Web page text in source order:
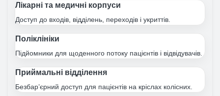
Лікарні та медичні корпуси
Доступ до входів, відділень, переходів і укриттів.
Поліклініки
Підйомники для щоденного потоку пацієнтів і відвідувачів.
Приймальні відділення
Безбар’єрний доступ для пацієнтів на кріслах колісних.